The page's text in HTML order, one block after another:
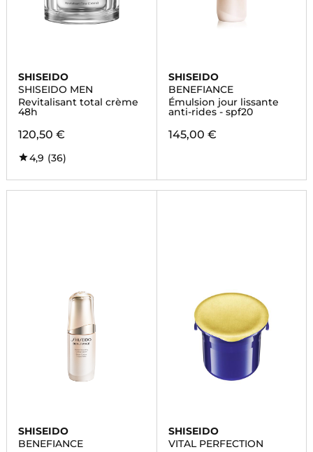
SHISEIDO
SHISEIDO MEN
Revitalisant total crème
48h
120,50 €
4,9 (36)
SHISEIDO
BENEFIANCE
Émulsion jour lissante
anti-rides - spf20
145,00 €
SHISEIDO
BENEFIANCE
SHISEIDO
VITAL PERFECTION